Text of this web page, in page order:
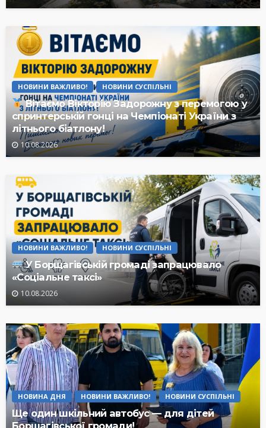
НОВИНИ ВАЖЛИВО! НОВИНИ СУСПІЛЬНІ
Вітаємо Вікторію Задорожну з перемогою у
спринтерській гонці на Чемпіонаті України з
літнього біатлону!
10.08.2026
НОВИНИ ВАЖЛИВО! НОВИНИ СУСПІЛЬНІ
У Борщагівській громаді запрацювало
«Соціальне таксі»
10.08.2026
НОВИНА ДНЯ НОВИНИ ВАЖЛИВО! НОВИНИ СУСПІЛЬНІ
Ще один шкільний автобус — для дітей
Борщагівської громади!